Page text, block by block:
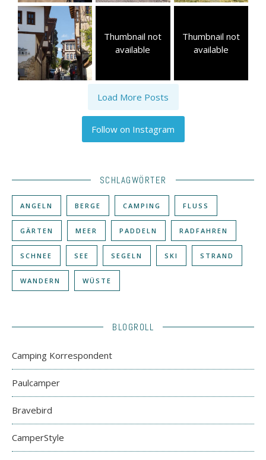
Thumbnail not
available
Thumbnail not
available
Load More Posts
Follow on Instagram
SCHLAGWÖRTER
ANGELN BERGE CAMPING FLUSS
GÄRTEN MEER PADDELN RADFAHREN
SCHNEE SEE SEGELN SKI STRAND
WANDERN WÜSTE
BLOGROLL
Camping Korrespondent
Paulcamper
Bravebird
CamperStyle